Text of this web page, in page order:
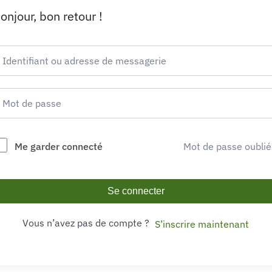
bon retour !
Me garder connecté Mot de passe
Se connecter
Vous n’avez pas de compte ? S’inscrire maintenant